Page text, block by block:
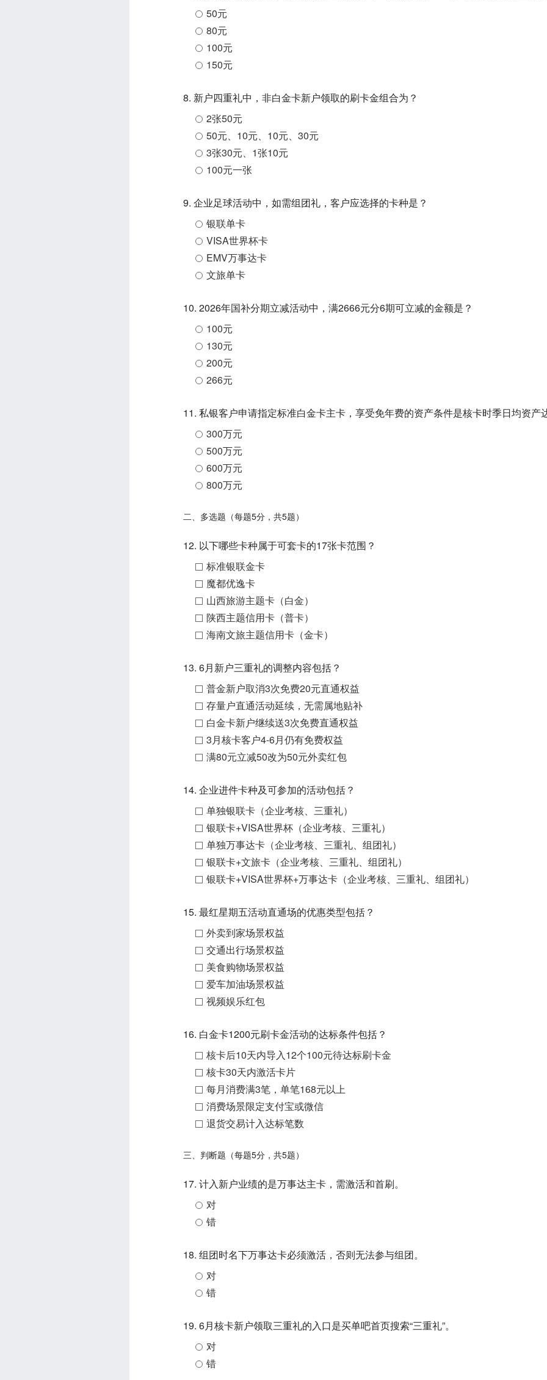
50元
80元
100元
150元
8. 新户四重礼中，非白金卡新户领取的刷卡金组合为？
2张50元
50元、10元、10元、30元
3张30元、1张10元
100元一张
9. 企业足球活动中，如需组团礼，客户应选择的卡种是？
银联单卡
VISA世界杯卡
EMV万事达卡
文旅单卡
10. 2026年国补分期立减活动中，满2666元分6期可立减的金额是？
100元
130元
200元
266元
11. 私银客户申请指定标准白金卡主卡，享受免年费的资产条件是核卡时季日均资产
300万元
500万元
600万元
800万元
二、多选题（每题5分，共5题）
12. 以下哪些卡种属于可套卡的17张卡范围？
标准银联金卡
魔都优逸卡
山西旅游主题卡（白金）
陕西主题信用卡（普卡）
海南文旅主题信用卡（金卡）
13. 6月新户三重礼的调整内容包括？
普金新户取消3次免费20元直通权益
存量户直通活动延续，无需属地贴补
白金卡新户继续送3次免费直通权益
3月核卡客户4-6月仍有免费权益
满80元立减50改为50元外卖红包
14. 企业进件卡种及可参加的活动包括？
单独银联卡（企业考核、三重礼）
银联卡+VISA世界杯（企业考核、三重礼）
单独万事达卡（企业考核、三重礼、组团礼）
银联卡+文旅卡（企业考核、三重礼、组团礼）
银联卡+VISA世界杯+万事达卡（企业考核、三重礼、组团礼）
15. 最红星期五活动直通场的优惠类型包括？
外卖到家场景权益
交通出行场景权益
美食购物场景权益
爱车加油场景权益
视频娱乐红包
16. 白金卡1200元刷卡金活动的达标条件包括？
核卡后10天内导入12个100元待达标刷卡金
核卡30天内激活卡片
每月消费满3笔，单笔168元以上
消费场景限定支付宝或微信
退货交易计入达标笔数
三、判断题（每题5分，共5题）
17. 计入新户业绩的是万事达主卡，需激活和首刷。
对
错
18. 组团时名下万事达卡必须激活，否则无法参与组团。
对
错
19. 6月核卡新户领取三重礼的入口是买单吧首页搜索“三重礼”。
对
错